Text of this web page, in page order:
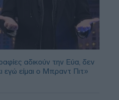
αδικούν την Εύα, δεν
εγώ είμαι ο Μπραντ Πιτ»